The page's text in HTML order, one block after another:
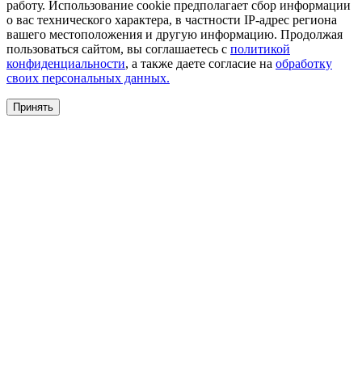
работу. Использование cookie предполагает сбор информации
о вас технического характера, в частности IP-адрес региона
вашего местоположения и другую информацию. Продолжая
пользоваться сайтом, вы соглашаетесь с политикой
конфиденциальности, а также даете согласие на обработку
своих персональных данных.
Принять